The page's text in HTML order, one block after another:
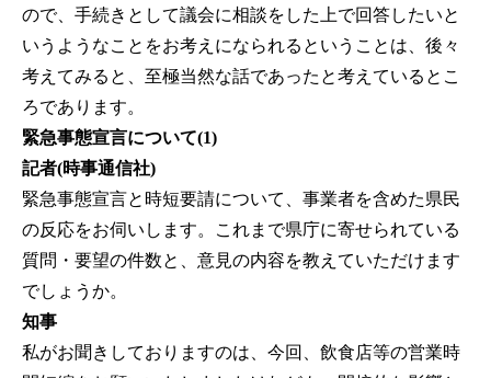
ので、手続きとして議会に相談をした上で回答したいと
いうようなことをお考えになられるということは、後々
考えてみると、至極当然な話であったと考えているとこ
ろであります。
緊急事態宣言について(1)
記者(時事通信社)
緊急事態宣言と時短要請について、事業者を含めた県民
の反応をお伺いします。これまで県庁に寄せられている
質問・要望の件数と、意見の内容を教えていただけます
でしょうか。
知事
私がお聞きしておりますのは、今回、飲食店等の営業時